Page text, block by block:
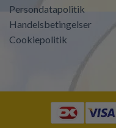
Persondatapolitik
Handelsbetingelser
Cookiepolitik